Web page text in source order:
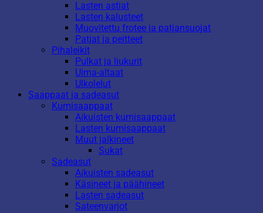
Lasten astiat
Lasten kalusteet
Muovitettu frotee ja patjansuojat
Patjat ja peitteet
Pihaleikit
Pulkat ja liukurit
Uima-altaat
Ulkolelut
Saappaat ja sadeasut
Kumisaappaat
Aikuisten kumisaappaat
Lasten kumisaappaat
Muut jalkineet
Sukat
Sadeasut
Aikuisten sadeasut
Käsineet ja päähineet
Lasten sadeasut
Sateenvarjot